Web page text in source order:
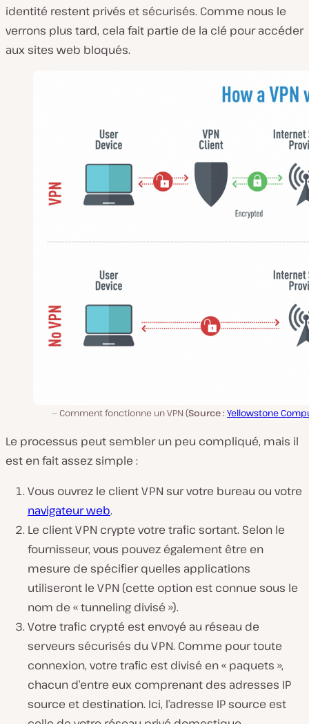
identité restent privés et sécurisés. Comme nous le
verrons plus tard, cela fait partie de la clé pour accéder
aux sites web bloqués.
Comment fonctionne un VPN (Source : Yellowstone
Le processus peut sembler un peu compliqué, mais il
est en fait assez simple :
Vous ouvrez le client VPN sur votre bureau ou votre
navigateur web.
Le client VPN crypte votre trafic sortant. Selon le
fournisseur, vous pouvez également être en
mesure de spécifier quelles applications
utiliseront le VPN (cette option est connue sous le
nom de « tunneling divisé »).
Votre trafic crypté est envoyé au réseau de
serveurs sécurisés du VPN. Comme pour toute
connexion, votre trafic est divisé en « paquets »,
chacun d’entre eux comprenant des adresses IP
source et destination. Ici, l’adresse IP source est